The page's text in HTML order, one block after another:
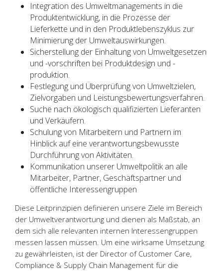
Integration des Umweltmanagements in die
Produktentwicklung, in die Prozesse der
Lieferkette und in den Produktlebenszyklus zur
Minimierung der Umweltauswirkungen.
Sicherstellung der Einhaltung von Umweltgesetzen
und -vorschriften bei Produktdesign und -
produktion.
Festlegung und Überprüfung von Umweltzielen,
Zielvorgaben und Leistungsbewertungsverfahren.
Suche nach ökologisch qualifizierten Lieferanten
und Verkäufern.
Schulung von Mitarbeitern und Partnern im
Hinblick auf eine verantwortungsbewusste
Durchführung von Aktivitäten.
Kommunikation unserer Umweltpolitik an alle
Mitarbeiter, Partner, Geschäftspartner und
öffentliche Interessengruppen
Diese Leitprinzipien definieren unsere Ziele im Bereich
der Umweltverantwortung und dienen als Maßstab, an
dem sich alle relevanten internen Interessengruppen
messen lassen müssen. Um eine wirksame Umsetzung
zu gewährleisten, ist der Director of Customer Care,
Compliance & Supply Chain Management für die